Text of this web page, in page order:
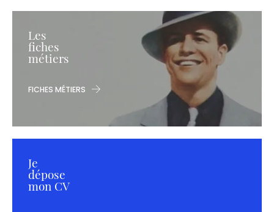
Les
fiches
métiers
FICHES MÉTIERS
Je
dépose
mon CV